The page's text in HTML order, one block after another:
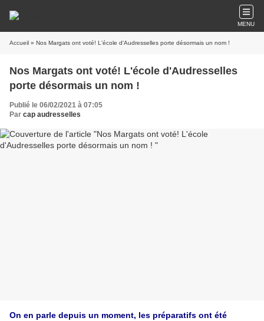
MENU
Accueil » Nos Margats ont voté! L'école d'Audresselles porte désormais un nom !
Nos Margats ont voté! L'école d'Audresselles
porte désormais un nom !
Publié le 06/02/2021 à 07:05
Par cap audresselles
On en parle depuis un moment, les préparatifs ont été